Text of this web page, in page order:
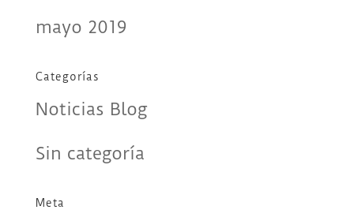
mayo 2019
Categorías
Noticias Blog
Sin categoría
Meta